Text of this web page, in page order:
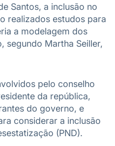
Santos, a inclusão no
realizados estudos para
a modelagem dos
segundo Martha Seiller,
pelo conselho
da república,
do governo, e
considerar a inclusão
(PND).